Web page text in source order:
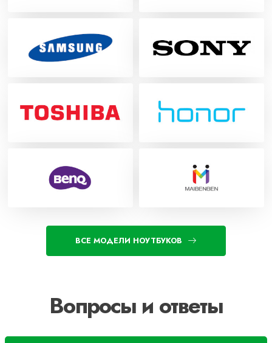
ВСЕ МОДЕЛИ НОУТБУКОВ
Вопросы и ответы